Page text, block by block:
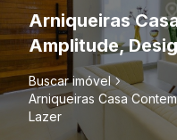
Arniqueiras
Amplitude,
Buscar imóvel
Arniqueiras Casa
Lazer